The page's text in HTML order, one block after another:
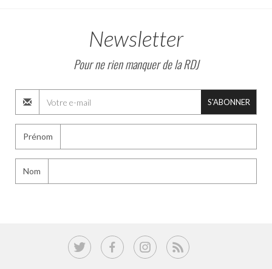
Newsletter
Pour ne rien manquer de la RDJ
S'ABONNER
Prénom
Nom